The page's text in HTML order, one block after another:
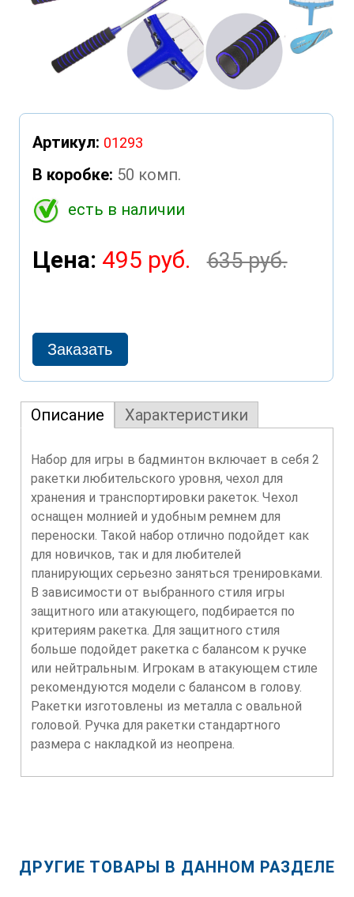
Артикул: 01293
В коробке: 50 комп.
есть в наличии
Цена: 495 руб. 635 руб.
Описание Характеристики
Набор для игры в бадминтон включает в себя 2
ракетки любительского уровня, чехол для
хранения и транспортировки ракеток. Чехол
оснащен молнией и удобным ремнем для
переноски. Такой набор отлично подойдет как
для новичков, так и для любителей
планирующих серьезно заняться тренировками.
В зависимости от выбранного стиля игры
защитного или атакующего, подбирается по
критериям ракетка. Для защитного стиля
больше подойдет ракетка с балансом к ручке
или нейтральным. Игрокам в атакующем стиле
рекомендуются модели с балансом в голову.
Ракетки изготовлены из металла с овальной
головой. Ручка для ракетки стандартного
размера с накладкой из неопрена.
ДРУГИЕ ТОВАРЫ В ДАННОМ РАЗДЕЛЕ